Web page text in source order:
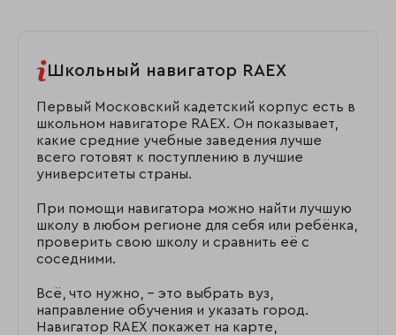
Школьный навигатор RAEX
Первый Московский кадетский корпус есть в
школьном навигаторе RAEX. Он показывает,
какие средние учебные заведения лучше
всего готовят к поступлению в лучшие
университеты страны.
При помощи навигатора можно найти лучшую
школу в любом регионе для себя или ребёнка,
проверить свою школу и сравнить её с
соседними.
Всё, что нужно, – это выбрать вуз,
направление обучения и указать город.
Навигатор RAEX покажет на карте,